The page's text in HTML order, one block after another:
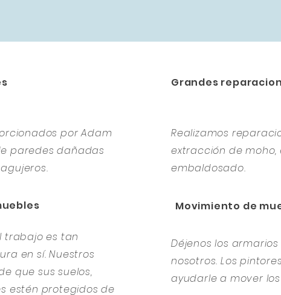
por Adam
paredes dañadas
trabajo es tan
en sí. Nuestros
que sus suelos,
estén protegidos de
Grandes
Realizamos
extracción de moho,
embaldosado.
Movimiento de
Déjenos los
nosotros. Los
ayudarle a mover